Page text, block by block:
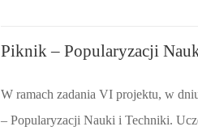
Piknik – Popularyzacji
W ramach zadania VI projektu, w
– Popularyzacji Nauki i Techniki.